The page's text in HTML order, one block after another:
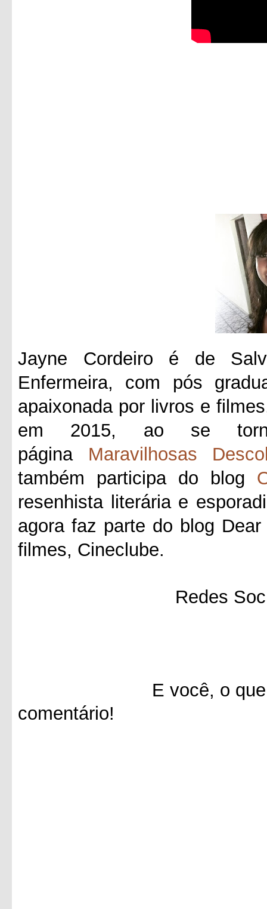
Jayne Cordeiro é de
Enfermeira, com pós
apaixonada por livros e
em 2015, ao se
página Maravilhosas
também participa do blog
resenhista literária e
agora faz parte do blog
filmes, Cineclube.
Redes
E você, o que achou
comentário!